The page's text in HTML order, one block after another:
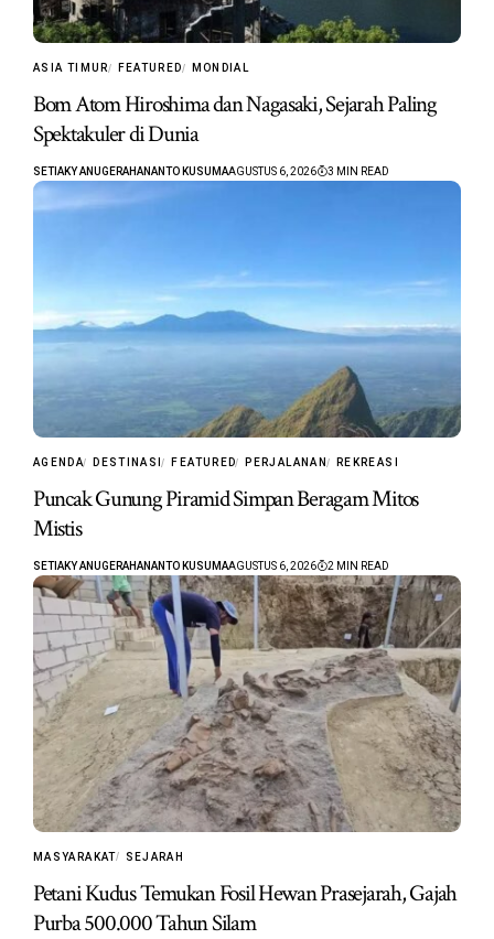
ASIA TIMUR FEATURED MONDIAL
Bom Atom Hiroshima dan Nagasaki, Sejarah Paling
Spektakuler di Dunia
SETIAKY ANUGERAHANANTO KUSUMAAGUSTUS 6, 2026 3 MIN READ
AGENDA DESTINASI FEATURED PERJALANAN REKREASI
Puncak Gunung Piramid Simpan Beragam Mitos
Mistis
SETIAKY ANUGERAHANANTO KUSUMAAGUSTUS 6, 2026 2 MIN READ
MASYARAKAT SEJARAH
Petani Kudus Temukan Fosil Hewan Prasejarah, Gajah
Purba 500.000 Tahun Silam